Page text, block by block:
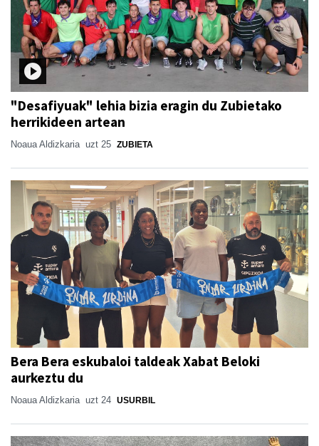
"Desafiyuak" lehia bizia eragin du Zubietako
herrikideen artean
Noaua Aldizkaria uzt 25 ZUBIETA
Bera Bera eskubaloi taldeak Xabat Beloki
aurkeztu du
Noaua Aldizkaria uzt 24 USURBIL